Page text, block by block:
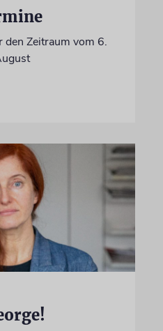
den Zeitraum vom 6.